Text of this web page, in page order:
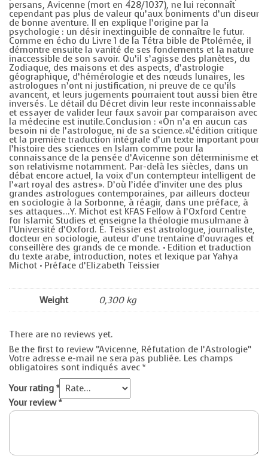
persans, Avicenne (mort en 428/1037), ne lui reconnaît
cependant pas plus de valeur qu’aux boniments d’un diseur
de bonne aventure. Il en explique l’origine par la
psychologie : un désir inextinguible de connaître le futur.
Comme en écho du Livre 1 de la Tétra bible de Ptolémée, il
démontre ensuite la vanité de ses fondements et la nature
inaccessible de son savoir. Qu’il s’agisse des planètes, du
Zodiaque, des maisons et des aspects, d’astrologie
géographique, d’hémérologie et des nœuds lunaires, les
astrologues n’ont ni justification, ni preuve de ce qu’ils
avancent, et leurs jugements pourraient tout aussi bien être
inversés. Le détail du Décret divin leur reste inconnaissable
et essayer de valider leur faux savoir par comparaison avec
la médecine est inutile.Conclusion : «On n’a en aucun cas
besoin ni de l’astrologue, ni de sa science.»L’édition critique
et la première traduction intégrale d’un texte important pour
l’histoire des sciences en Islam comme pour la
connaissance de la pensée d’Avicenne son déterminisme et
son relativisme notamment. Par-delà les siècles, dans un
débat encore actuel, la voix d’un contempteur intelligent de
l’«art royal des astres». D’où l’idée d’inviter une des plus
grandes astrologues contemporaines, par ailleurs docteur
en sociologie à la Sorbonne, à réagir, dans une préface, à
ses attaques…Y. Michot est KFAS Fellow à l’Oxford Centre
for Islamic Studies et enseigne la théologie musulmane à
l’Université d’Oxford. É. Teissier est astrologue, journaliste,
docteur en sociologie, auteur d’une trentaine d’ouvrages et
conseillère des grands de ce monde. • Edition et traduction
du texte arabe, introduction, notes et lexique par Yahya
Michot • Préface d’Elizabeth Teissier
Weight 0,300 kg
There are no reviews yet.
Be the first to review “Avicenne, Réfutation de l’Astrologie”
Votre adresse e-mail ne sera pas publiée. Les champs
obligatoires sont indiqués avec *
Your rating *
Your review*